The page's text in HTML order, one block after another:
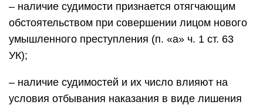
– наличие судимости признается отягчающим
обстоятельством при совершении лицом нового
умышленного преступления (п. «а» ч. 1 ст. 63
УК);
– наличие судимостей и их число влияют на
условия отбывания наказания в виде лишения